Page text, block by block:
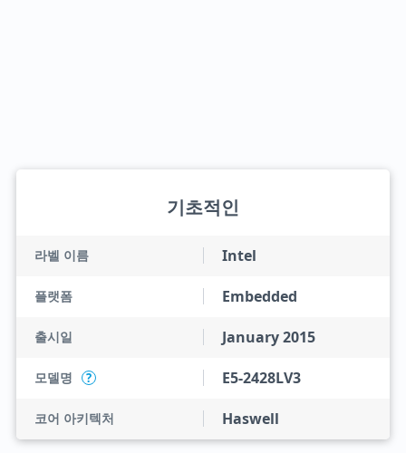
기초적인
라벨 이름 Intel
플랫폼 Embedded
출시일 January 2015
모델명 ? E5-2428LV3
코어 아키텍처 Haswell